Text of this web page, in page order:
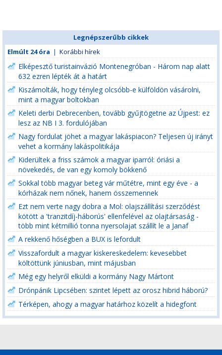
Legnépszerűbb cikkek
Elmúlt 24 óra | Korábbi hírek
Elképesztő turistainvázió Montenegróban - Három nap alatt
632 ezren lépték át a határt
Kiszámolták, hogy tényleg olcsóbb-e külföldön vásárolni,
mint a magyar boltokban
Keleti derbi Debrecenben, tovább gyűjtögetne az Újpest: ez
lesz az NB I 3. fordulójában
Nagy fordulat jöhet a magyar lakáspiacon? Teljesen új irányt
vehet a kormány lakáspolitikája
Kiderültek a friss számok a magyar iparról: óriási a
növekedés, de van egy komoly bökkenő
Sokkal több magyar beteg vár műtétre, mint egy éve - a
kórházak nem nőnek, hanem összemennek
Ezt nem verte nagy dobra a Mol: olajszállítási szerződést
kötött a 'tranzitdíj-háborús' ellenfelével az olajtársaság -
több mint kétmillió tonna nyersolajat szállít le a Janaf
A rekkenő hőségben a BUX is lefordult
Visszafordult a magyar kiskereskedelem: kevesebbet
költöttünk júniusban, mint májusban
Még egy helyről elküldi a kormány Nagy Mártont
Drónpánik Lipcsében: szintet lépett az orosz hibrid háború?
Térképen, ahogy a magyar határhoz közelít a hidegfont